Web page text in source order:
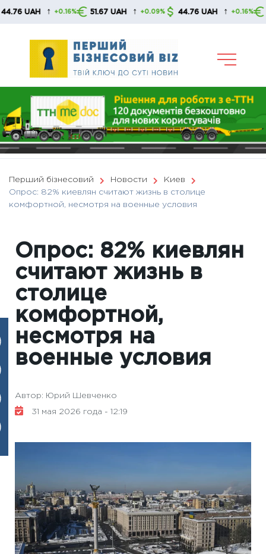
Skip
↑ +0.16% 51.67 UAH ↑ +0.09% 44.76 UAH ↑ +0.16% 51.67
Перший бізнесовий Новости
Киев
Опрос: 82% киевлян считают жизнь в столице
комфортной, несмотря на военные условия
Опрос: 82% киевлян
считают жизнь в
столице
комфортной,
несмотря на
военные условия
Автор: Юрий Шевченко
31 мая 2026 года - 12:19